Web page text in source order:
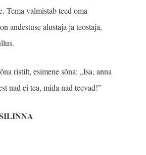
Tema valmistab teed oma
andestuse alustaja ja teostaja,
ristilt, esimene sõna: „Isa, anna
nad ei tea, mida nad teevad!”